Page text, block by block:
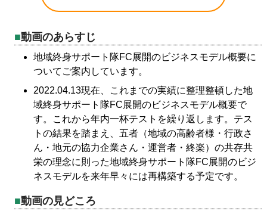
動画のあらすじ
地域終身サポート隊FC展開のビジネスモデル概要に
ついてご案内しています。
2022.04.13現在、これまでの実績に整理整頓した地
域終身サポート隊FC展開のビジネスモデル概要で
す。これから年内一杯テストを繰り返します。テス
トの結果を踏まえ、五者（地域の高齢者様・行政さ
ん・地元の協力企業さん・運営者・終楽）の共存共
栄の理念に則った地域終身サポート隊FC展開のビジ
ネスモデルを来年早々には再構築する予定です。
動画の見どころ